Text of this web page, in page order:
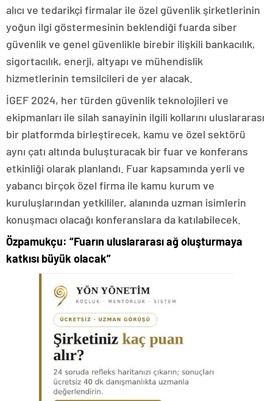
alıcı ve tedarikçi firmalar ile özel güvenlik şirketlerinin
yoğun ilgi göstermesinin beklendiği fuarda siber
güvenlik ve genel güvenlikle birebir ilişkili bankacılık,
sigortacılık, enerji, altyapı ve mühendislik
hizmetlerinin temsilcileri de yer alacak.
İGEF 2024, her türden güvenlik teknolojileri ve
ekipmanları ile silah sanayinin ilgili kollarını uluslararası
bir platformda birleştirecek, kamu ve özel sektörü
aynı çatı altında buluşturacak bir fuar ve konferans
etkinliği olarak planlandı. Fuar kapsamında yerli ve
yabancı birçok özel firma ile kamu kurum ve
kuruluşlarından yetkililer, alanında uzman isimlerin
konuşmacı olacağı konferanslara da katılabilecek.
Özpamukçu: “Fuarın uluslararası ağ oluşturmaya
katkısı büyük olacak”